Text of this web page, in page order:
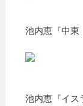
池内恵『中
池内恵『イス